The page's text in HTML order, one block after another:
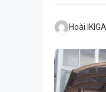
Hoài IKIGAI